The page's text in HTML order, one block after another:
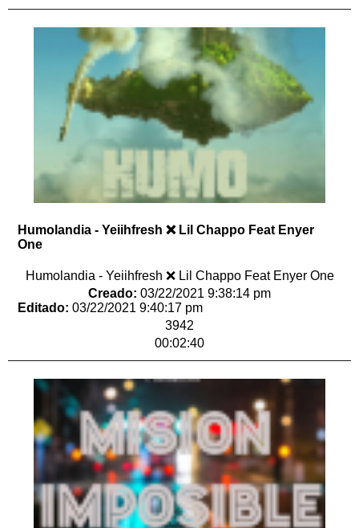
Humolandia - Yeiihfresh ❌ Lil Chappo Feat Enyer
One
Humolandia - Yeiihfresh ❌ Lil Chappo Feat Enyer One
Creado: 03/22/2021 9:38:14 pm
Editado: 03/22/2021 9:40:17 pm
3942
00:02:40